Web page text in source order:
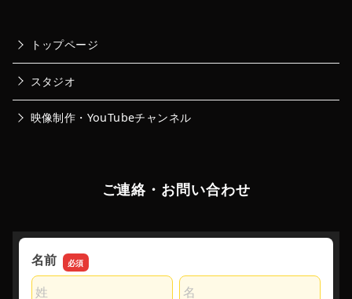
トップページ
スタジオ
映像制作・YouTubeチャンネル
ご連絡・お問い合わせ